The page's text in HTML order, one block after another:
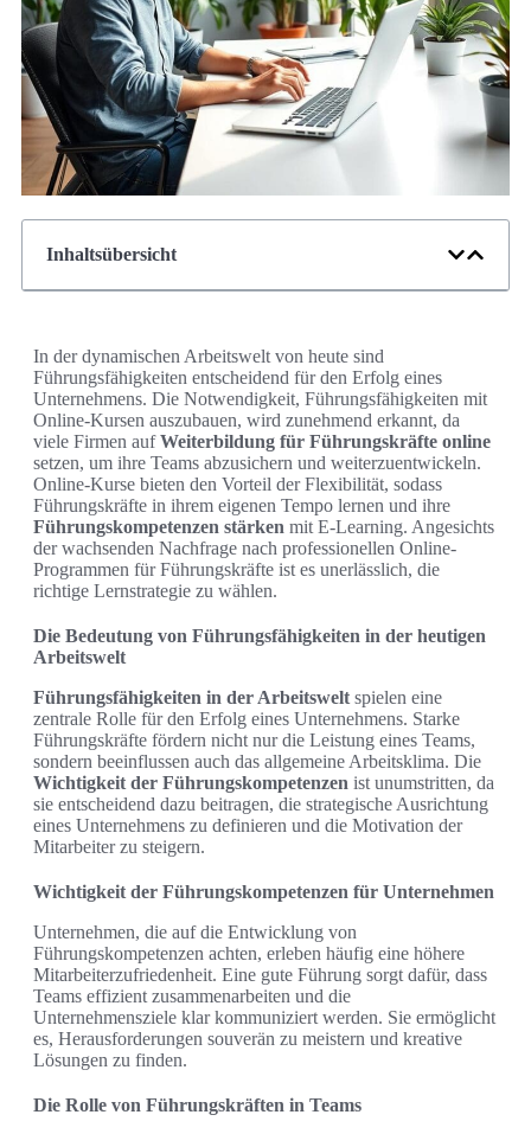
Inhaltsübersicht
In der dynamischen Arbeitswelt von heute sind
Führungsfähigkeiten entscheidend für den Erfolg eines
Unternehmens. Die Notwendigkeit, Führungsfähigkeiten mit
Online-Kursen auszubauen, wird zunehmend erkannt, da
viele Firmen aufWeiterbildung für Führungskräfte online
setzen, um ihre Teams abzusichern und weiterzuentwickeln.
Online-Kurse bieten den Vorteil der Flexibilität, sodass
Führungskräfte in ihrem eigenen Tempo lernen und ihre
Führungskompetenzen stärken mit E-Learning. Angesichts
der wachsenden Nachfrage nach professionellen Online-
Programmen für Führungskräfte ist es unerlässlich, die
richtige Lernstrategie zu wählen.
Die Bedeutung von Führungsfähigkeiten in der heutigen
Arbeitswelt
Führungsfähigkeiten in der Arbeitswelt spielen eine
zentrale Rolle für den Erfolg eines Unternehmens. Starke
Führungskräfte fördern nicht nur die Leistung eines Teams,
sondern beeinflussen auch das allgemeine Arbeitsklima. Die
Wichtigkeit der Führungskompetenzen ist unumstritten, da
sie entscheidend dazu beitragen, die strategische Ausrichtung
eines Unternehmens zu definieren und die Motivation der
Mitarbeiter zu steigern.
Wichtigkeit der Führungskompetenzen für Unternehmen
Unternehmen, die auf die Entwicklung von
Führungskompetenzen achten, erleben häufig eine höhere
Mitarbeiterzufriedenheit. Eine gute Führung sorgt dafür, dass
Teams effizient zusammenarbeiten und die
Unternehmensziele klar kommuniziert werden. Sie ermöglicht
es, Herausforderungen souverän zu meistern und kreative
Lösungen zu finden.
Die Rolle von Führungskräften in Teams